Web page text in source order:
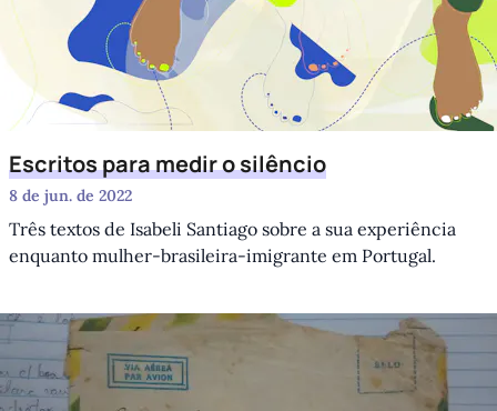
Escritos para medir o silêncio
8 de jun. de 2022
Três textos de Isabeli Santiago sobre a sua experiência
enquanto mulher-brasileira-imigrante em Portugal.